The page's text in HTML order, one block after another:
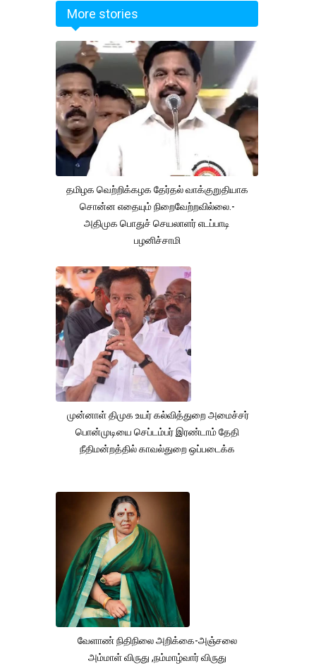
More stories
தமிழக வெற்றிக்கழக தேர்தல் வாக்குறுதியாக
சொன்ன எதையும் நிறைவேற்றவில்லை.-
அதிமுக பொதுச் செயலாளர் எடப்பாடி
பழனிச்சாமி
முன்னாள் திமுக உயர் கல்வித்துறை அமைச்சர்
பொன்முடியை செப்டம்பர் இரண்டாம் தேதி
நீதிமன்றத்தில் காவல்துறை ஒப்படைக்க
வேளாண் நிதிநிலை அறிக்கை-அஞ்சலை
அம்மாள் விருது ,நம்மாழ்வார் விருது